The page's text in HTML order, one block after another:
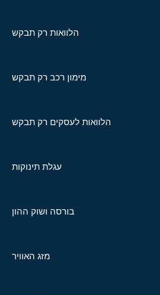
הלוואות רק תבקש
מימון רכב רק תבקש
הלוואות לעסקים רק תבקש
עגלת תינוקות
בורסה ושוק ההון
מזג האוויר